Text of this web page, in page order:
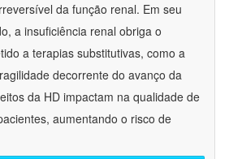
da função renal. Em seu
a insuficiência renal obriga o
a terapias substitutivas, como a
decorrente do avanço da
da HD impactam na qualidade de
aumentando o risco de